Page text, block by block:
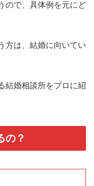
ので、具体例を元にど
方は、結婚に向いてい
結婚相談所をプロに紹
の？